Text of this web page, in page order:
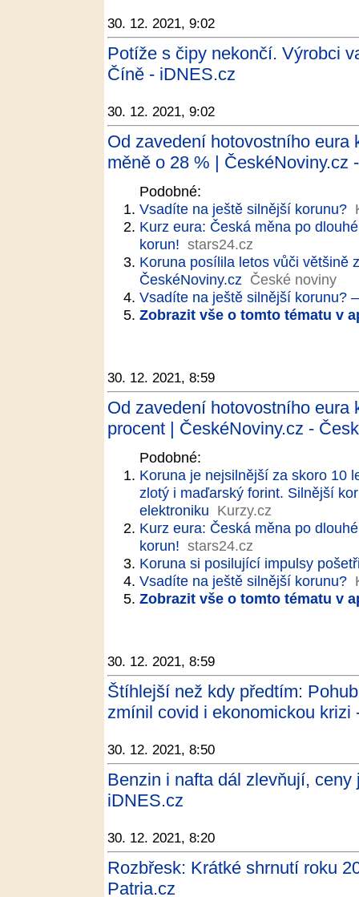
30. 12. 2021, 9:02
Potíže s čipy nekončí. Výrobci
Číně - iDNES.cz
30. 12. 2021, 9:02
Od zavedení hotovostního eura
měně o 28 % | ČeskéNoviny.cz
Podobné:
Vsadíte na ještě silnější korunu?
Kurz eura: Česká měna po
korun! stars24.cz
Koruna posílila letos vůči většině
ČeskéNoviny.cz České noviny
Vsadíte na ještě silnější korunu?
Zobrazit vše o tomto tématu v
30. 12. 2021, 8:59
Od zavedení hotovostního eura
procent | ČeskéNoviny.cz -
Podobné:
Koruna je nejsilnější za skoro 10
zlotý i maďarský forint. Silnější
elektroniku Kurzy.cz
Kurz eura: Česká měna po
korun! stars24.cz
Koruna si posilující impulsy
Vsadíte na ještě silnější korunu?
Zobrazit vše o tomto tématu v
30. 12. 2021, 8:59
Štíhlejší než kdy předtím:
zmínil covid i ekonomickou krizi
30. 12. 2021, 8:50
Benzin i nafta dál zlevňují,
iDNES.cz
30. 12. 2021, 8:20
Rozbřesk: Krátké shrnutí roku
Patria.cz